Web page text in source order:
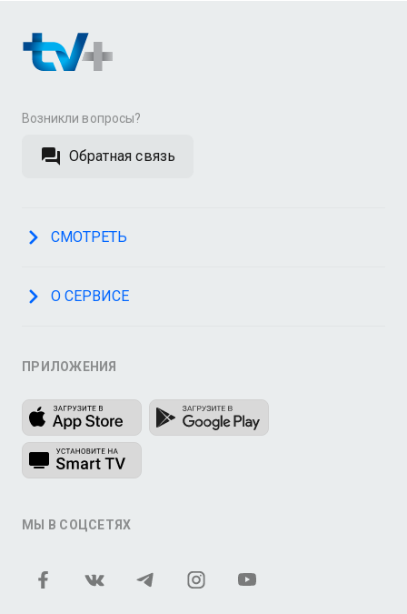
Возникли вопросы?
Обратная связь
СМОТРЕТЬ
О СЕРВИСЕ
ПРИЛОЖЕНИЯ
МЫ В СОЦСЕТЯХ